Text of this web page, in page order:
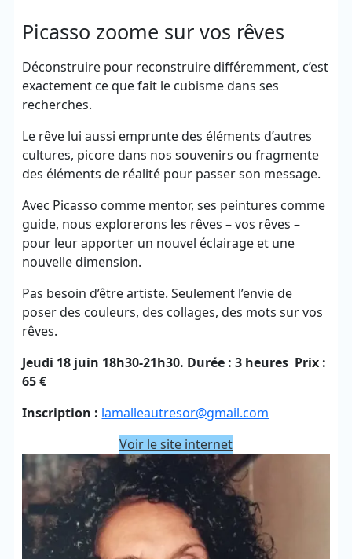
Picasso zoome sur vos rêves
Déconstruire pour reconstruire différemment, c’est
exactement ce que fait le cubisme dans ses
recherches.
Le rêve lui aussi emprunte des éléments d’autres
cultures, picore dans nos souvenirs ou fragmente
des éléments de réalité pour passer son message.
Avec Picasso comme mentor, ses peintures comme
guide, nous explorerons les rêves – vos rêves –
pour leur apporter un nouvel éclairage et une
nouvelle dimension.
Pas besoin d’être artiste. Seulement l’envie de
poser des couleurs, des collages, des mots sur vos
rêves.
Jeudi 18 juin 18h30-21h30. Durée : 3 heures Prix :
65 €
Inscription : lamalleautresor@gmail.com
Voir le site internet